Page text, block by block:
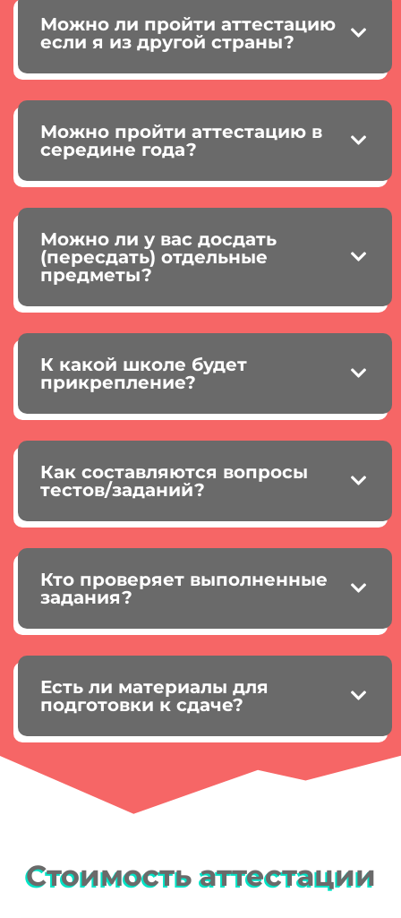
Можно ли пройти аттестацию
если я из другой страны?
Можно пройти аттестацию в
середине года?
Можно ли у вас досдать
(пересдать) отдельные
предметы?
К какой школе будет
прикрепление?
Как составляются вопросы
тестов/заданий?
Кто проверяет выполненные
задания?
Есть ли материалы для
подготовки к сдаче?
Стоимость аттестации